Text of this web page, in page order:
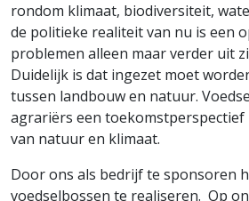
rondom klimaat, biodiversiteit,
de politieke realiteit van nu is een
problemen alleen maar verder uit
Duidelijk is dat ingezet moet
tussen landbouw en natuur.
agrariërs een toekomstperspectief
van natuur en klimaat.
Door ons als bedrijf te sponsoren
voedselbossen te realiseren. Op